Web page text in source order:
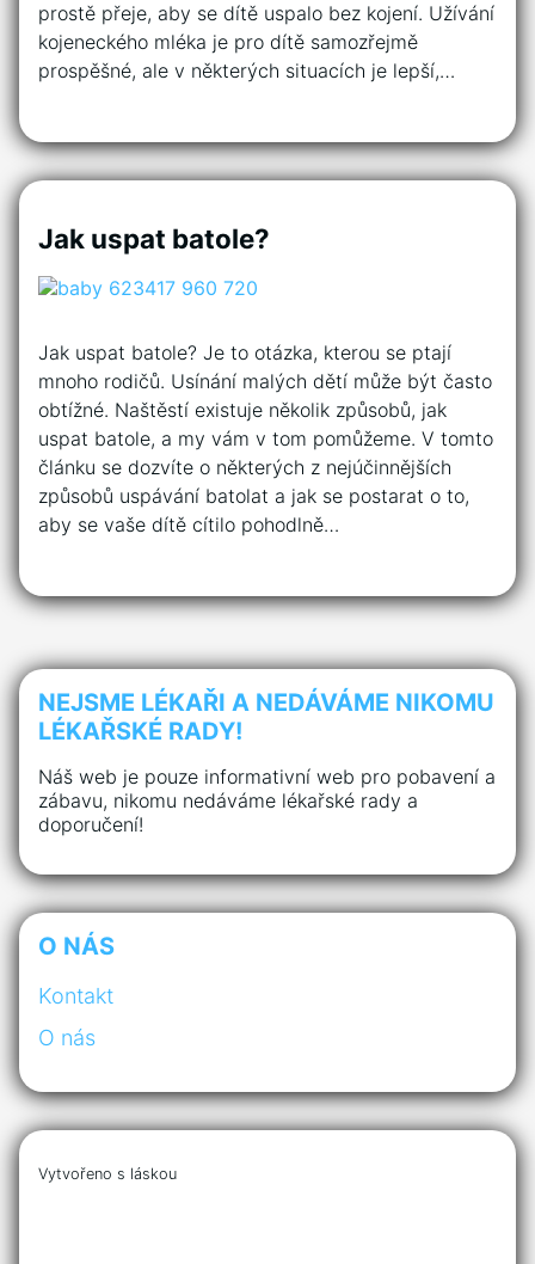
prostě přeje, aby se dítě uspalo bez kojení. Užívání
kojeneckého mléka je pro dítě samozřejmě
prospěšné, ale v některých situacích je lepší,…
Jak uspat batole?
Jak uspat batole? Je to otázka, kterou se ptají
mnoho rodičů. Usínání malých dětí může být často
obtížné. Naštěstí existuje několik způsobů, jak
uspat batole, a my vám v tom pomůžeme. V tomto
článku se dozvíte o některých z nejúčinnějších
způsobů uspávání batolat a jak se postarat o to,
aby se vaše dítě cítilo pohodlně…
NEJSME LÉKAŘI A NEDÁVÁME NIKOMU
LÉKAŘSKÉ RADY!
Náš web je pouze informativní web pro pobavení a
zábavu, nikomu nedáváme lékařské rady a
doporučení!
O NÁS
Kontakt
O nás
Vytvořeno s láskou